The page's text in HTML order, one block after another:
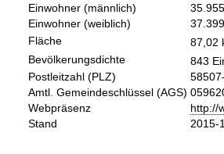
Einwohner (männlich)
35.955
Einwohner (weiblich)
37.399
Fläche
87,02
Bevölkerungsdichte
843
Postleitzahl (PLZ)
Amtl. Gemeindeschlüssel (AGS)
Webpräsenz
http://
Stand
2015-